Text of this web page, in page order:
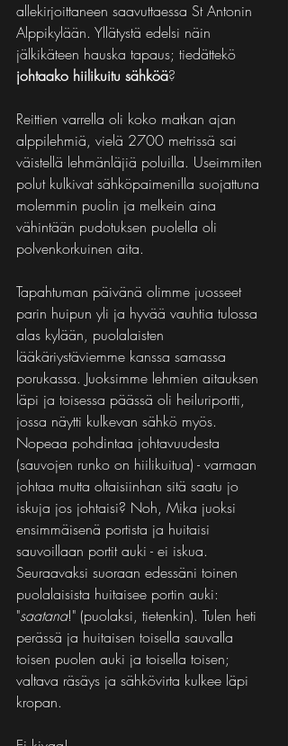
allekirjoittaneen saavuttaessa St Antonin
Alppikylään. Yllätystä edelsi näin
jälkikäteen hauska tapaus; tiedättekö
johtaako hiilikuitu sähköä?
Reittien varrella oli koko matkan ajan
alppilehmiä, vielä 2700 metrissä sai
väistellä lehmänläjiä poluilla. Useimmiten
polut kulkivat sähköpaimenilla suojattuna
molemmin puolin ja melkein aina
vähintään pudotuksen puolella oli
polvenkorkuinen aita.
Tapahtuman päivänä olimme juosseet
parin huipun yli ja hyvää vauhtia tulossa
alas kylään, puolalaisten
lääkäriystäviemme kanssa samassa
porukassa. Juoksimme lehmien aitauksen
läpi ja toisessa päässä oli heiluriportti,
jossa näytti kulkevan sähkö myös.
Nopeaa pohdintaa johtavuudesta
(sauvojen runko on hiilikuitua) - varmaan
johtaa mutta oltaisiinhan sitä saatu jo
iskuja jos johtaisi? Noh, Mika juoksi
ensimmäisenä portista ja huitaisi
sauvoillaan portit auki - ei iskua.
Seuraavaksi suoraan edessäni toinen
puolalaisista huitaisee portin auki:
"saatana!" (puolaksi, tietenkin). Tulen heti
perässä ja huitaisen toisella sauvalla
toisen puolen auki ja toisella toisen;
valtava räsäys ja sähkövirta kulkee läpi
kropan.